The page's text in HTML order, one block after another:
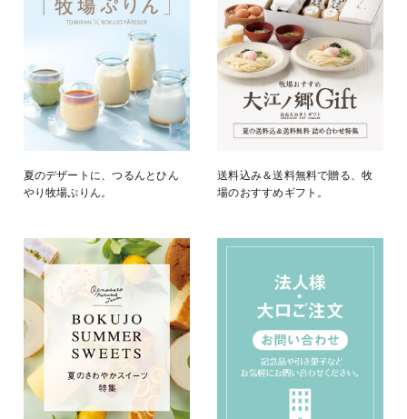
夏のデザートに、つるんとひん
やり牧場ぷりん。
送料込み＆送料無料で贈る、牧
場のおすすめギフト。